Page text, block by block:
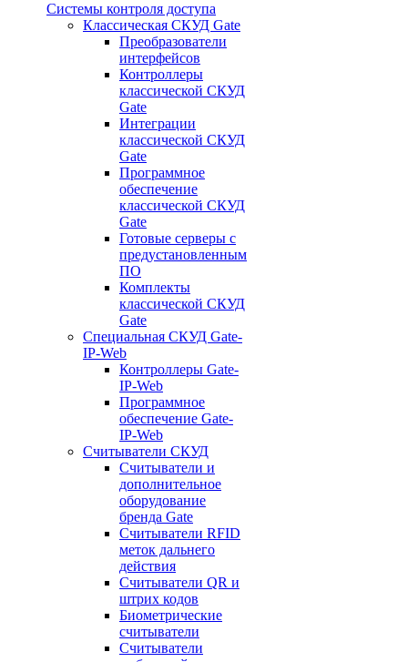
Системы контроля доступа
Классическая СКУД Gate
Преобразователи
интерфейсов
Контроллеры
классической СКУД
Gate
Интеграции
классической СКУД
Gate
Программное
обеспечение
классической СКУД
Gate
Готовые серверы с
предустановленным
ПО
Комплекты
классической СКУД
Gate
Специальная СКУД Gate-
IP-Web
Контроллеры Gate-
IP-Web
Программное
обеспечение Gate-
IP-Web
Считыватели СКУД
Считыватели и
дополнительное
оборудование
бренда Gate
Считыватели RFID
меток дальнего
действия
Считыватели QR и
штрих кодов
Биометрические
считыватели
Считыватели